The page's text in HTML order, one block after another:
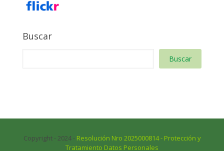
Buscar
Buscar
Copyright - 2024 - Resolución Nro 2025000814 - Protección y
Tratamiento Datos Personales